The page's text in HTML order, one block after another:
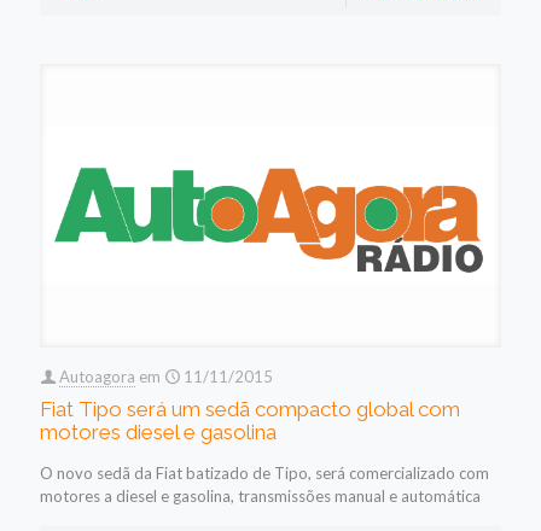
Autoagora em 11/11/2015
Fiat Tipo será um sedã compacto global com
motores diesel e gasolina
O novo sedã da Fiat batizado de Tipo, será comercializado com
motores a diesel e gasolina, transmissões manual e automática